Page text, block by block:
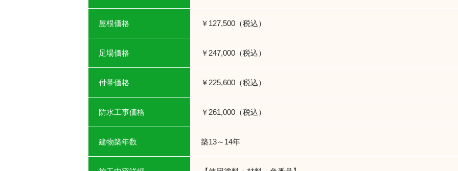
屋根価格 ￥127,500（税込）
足場価格 ￥247,000（税込）
付帯価格 ￥225,600（税込）
防水工事価格 ￥261,000（税込）
建物築年数 築13～14年